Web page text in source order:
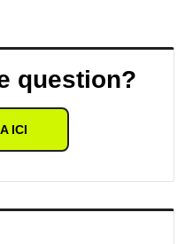
question?
ICI